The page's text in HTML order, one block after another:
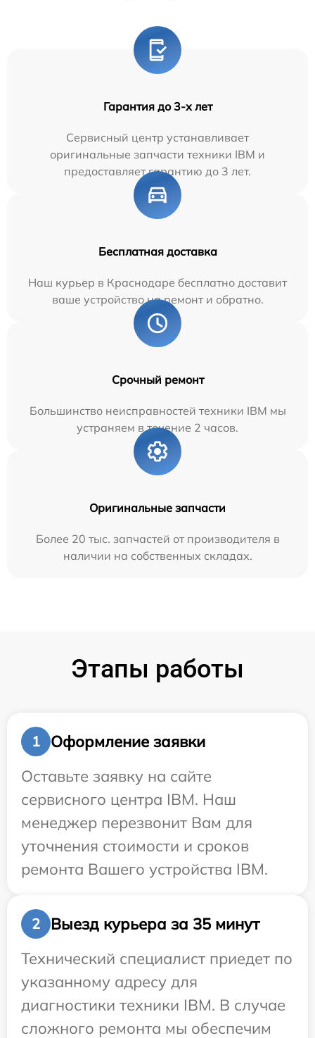
Гарантия до 3-х лет
Сервисный центр устанавливает
оригинальные запчасти техники IBM и
предоставляет гарантию до 3 лет.
Бесплатная доставка
Наш курьер в Краснодаре бесплатно доставит
ваше устройство на ремонт и обратно.
Срочный ремонт
Большинство неисправностей техники IBM мы
устраняем в течение 2 часов.
Оригинальные запчасти
Более 20 тыс. запчастей от производителя в
наличии на собственных складах.
Этапы работы
1
Оформление заявки
Оставьте заявку на сайте
сервисного центра IBM. Наш
менеджер перезвонит Вам для
уточнения стоимости и сроков
ремонта Вашего устройства IBM.
2
Выезд курьера за 35 минут
Технический специалист приедет по
указанному адресу для
диагностики техники IBM. В случае
сложного ремонта мы обеспечим